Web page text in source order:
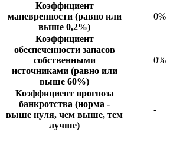
Коэффициент
маневренности (равно или
выше 0,2%)
0%
Коэффициент
обеспеченности запасов
собственными
источниками (равно или
выше 60%)
0%
Коэффициент прогноза
банкротства (норма -
выше нуля, чем выше, тем
лучше)
-